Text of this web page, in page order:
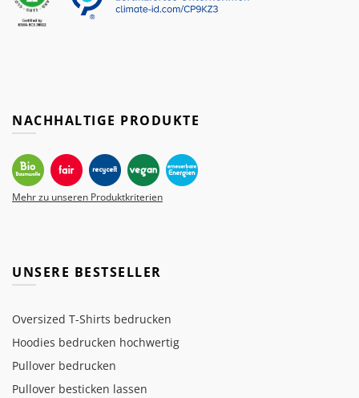
NACHHALTIGE PRODUKTE
Mehr zu unseren Produktkriterien
UNSERE BESTSELLER
Oversized T-Shirts bedrucken
Hoodies bedrucken hochwertig
Pullover bedrucken
Pullover besticken lassen